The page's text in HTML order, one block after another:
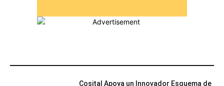
Cosital Apoya un Innovador Esquema de